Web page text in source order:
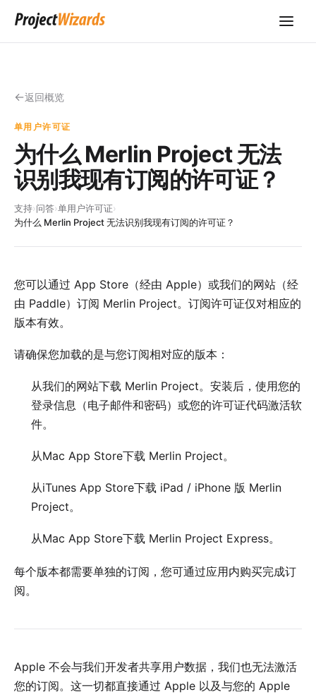
返回概览
单用户许可证
为什么 Merlin Project 无法
识别我现有订阅的许可证？
支持›问答›单用户许可证›
为什么 Merlin Project 无法识别我现有订阅的许可证？
您可以通过 App Store（经由 Apple）或我们的网站（经
由 Paddle）订阅 Merlin Project。订阅许可证仅对相应的
版本有效。
请确保您加载的是与您订阅相对应的版本：
从我们的网站下载 Merlin Project。安装后，使用您的
登录信息（电子邮件和密码）或您的许可证代码激活软
件。
从Mac App Store下载 Merlin Project。
从iTunes App Store下载 iPad / iPhone 版 Merlin
Project。
从Mac App Store下载 Merlin Project Express。
每个版本都需要单独的订阅，您可通过应用内购买完成订
阅。
Apple 不会与我们开发者共享用户数据，我们也无法激活
您的订阅。这一切都直接通过 Apple 以及与您的 Apple